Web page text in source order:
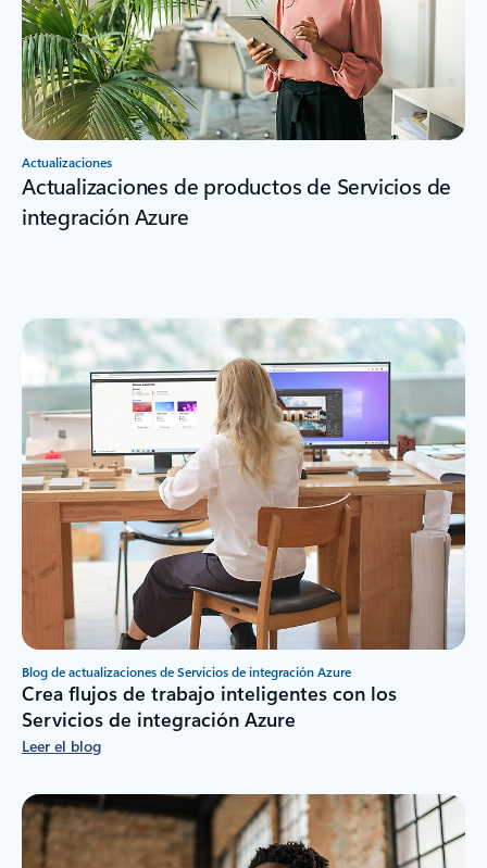
Actualizaciones
Actualizaciones de productos de Servicios de
integración Azure
Blog de actualizaciones de Servicios de integración Azure
Crea flujos de trabajo inteligentes con los
Servicios de integración Azure
Leer el blog